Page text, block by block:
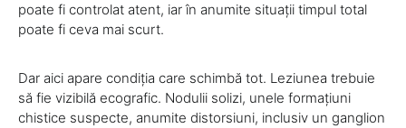
poate fi controlat atent, iar în anumite situații timpul total
poate fi ceva mai scurt.
Dar aici apare condiția care schimbă tot. Leziunea trebuie
să fie vizibilă ecografic. Nodulii solizi, unele formațiuni
chistice suspecte, anumite distorsiuni, inclusiv un ganglion